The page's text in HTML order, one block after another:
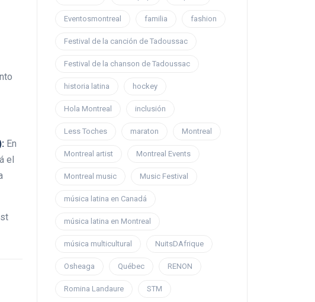
En
el
Eventosmontreal familia fashion
Festival de la canción de Tadoussac
Festival de la chanson de Tadoussac
historia latina hockey
Hola Montreal inclusión
Less Toches maraton Montreal
Montreal artist Montreal Events
Montreal music Music Festival
música latina en Canadá
música latina en Montreal
música multicultural NuitsDAfrique
Osheaga Québec RENON
Romina Landaure STM